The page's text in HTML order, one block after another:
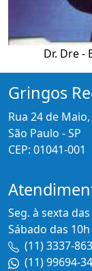
Dr. Dre -
Gringos
Rua 24 de
São Paulo - SP
CEP: 01041-001
Seg. à sexta
Sábado das
(11) 3337-
(11) 99694-